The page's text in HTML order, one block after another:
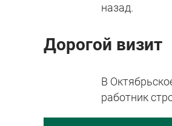
назад.
Дорогой визит
В
работник